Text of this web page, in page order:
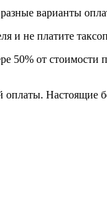
варианты
и не платите
50% от
Настоящие